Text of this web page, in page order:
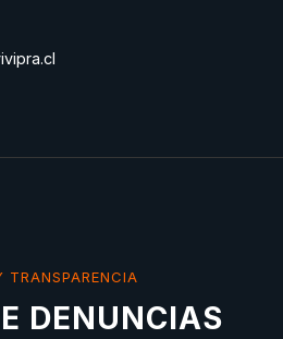
TRANSPARENCIA
DENUNCIAS